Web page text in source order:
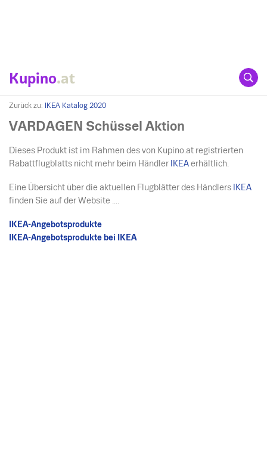
Kupino.at
Zurück zu: IKEA Katalog 2020
VARDAGEN Schüssel Aktion
Dieses Produkt ist im Rahmen des von Kupino.at registrierten
Rabattflugblatts nicht mehr beim Händler IKEAerhältlich.
Eine Übersicht über die aktuellen Flugblätter des Händlers IKEA
finden Sie auf der Website ....
IKEA-Angebotsprodukte
IKEA-Angebotsprodukte bei IKEA